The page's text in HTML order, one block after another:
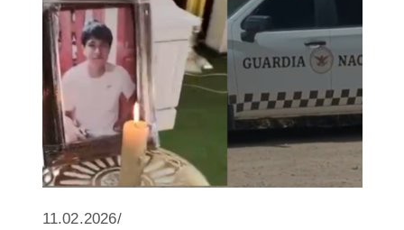
esclarecimiento y justicia.
11.02.2026/